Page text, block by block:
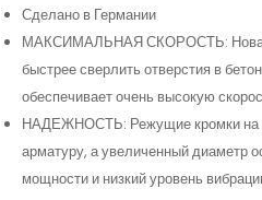
Сделано в Германии
МАКСИМАЛЬНАЯ СКОРОСТЬ: Новая
быстрее сверлить отверстия в
обеспечивает очень высокую
НАДЕЖНОСТЬ: Режущие кромки на
арматуру, а увеличенный диаметр
мощности и низкий уровень